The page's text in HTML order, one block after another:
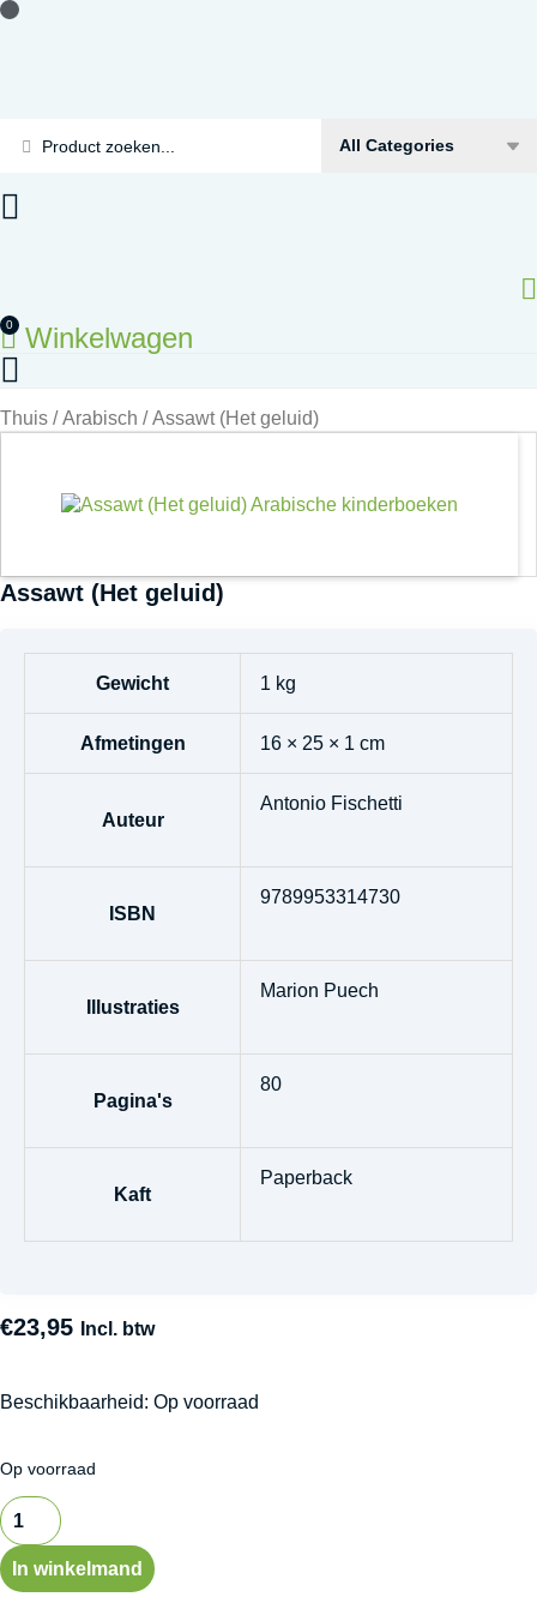
Doorgaan
Search
0 Winkelwagen
Thuis /Arabisch / Assawt (Het geluid)
Assawt (Het geluid)
Gewicht 1 kg
Afmetingen 16 × 25 × 1 cm
Auteur
Antonio Fischetti
ISBN
9789953314730
Illustraties
Marion Puech
Pagina's
80
Kaft
Paperback
€23,95 Incl. btw
Beschikbaarheid: Op voorraad
Op voorraad
Assawt
In winkelmand